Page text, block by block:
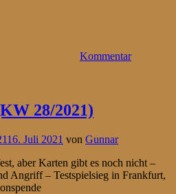
Kommentar
28/2021)
16. Juli 2021 von Gunnar
aber Karten gibt es noch nicht –
Angriff – Testspielsieg in Frankfurt,